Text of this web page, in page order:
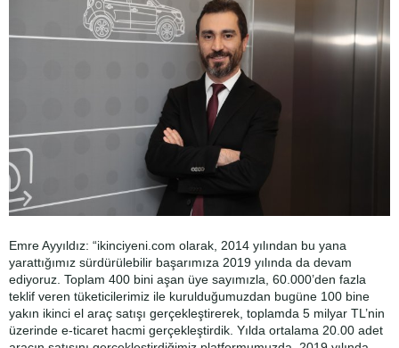
Emre Ayyıldız: “ikinciyeni.com olarak, 2014 yılından bu yana
yarattığımız sürdürülebilir başarımıza 2019 yılında da devam
ediyoruz. Toplam 400 bini aşan üye sayımızla, 60.000’den fazla
teklif veren tüketicilerimiz ile kurulduğumuzdan bugüne 100 bine
yakın ikinci el araç satışı gerçekleştirerek, toplamda 5 milyar TL’nin
üzerinde e-ticaret hacmi gerçekleştirdik. Yılda ortalama 20.00 adet